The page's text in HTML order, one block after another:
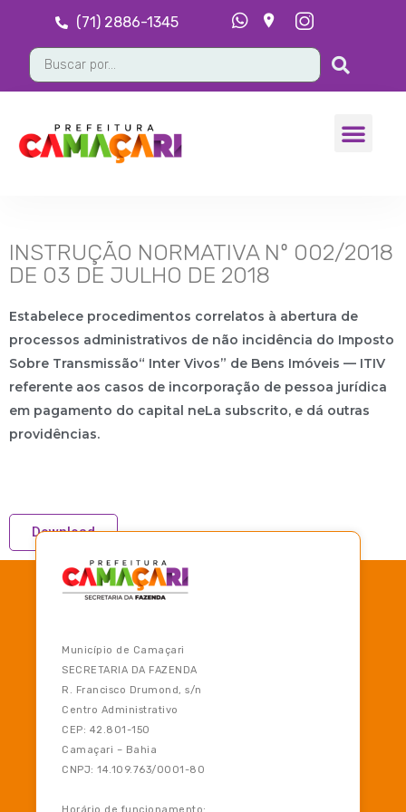
(71) 2886-1345
INSTRUÇÃO NORMATIVA Nº 002/2018
DE 03 DE JULHO DE 2018
Estabelece procedimentos correlatos à abertura de
processos administrativos de não incidência do Imposto
Sobre Transmissão“ Inter Vivos” de Bens Imóveis — ITIV
referente aos casos de incorporação de pessoa jurídica
em pagamento do capital neLa subscrito, e dá outras
providências.
Download
Município de Camaçari
SECRETARIA DA FAZENDA
R. Francisco Drumond, s/n
Centro Administrativo
CEP: 42.801-150
Camaçari – Bahia
CNPJ: 14.109.763/0001-80